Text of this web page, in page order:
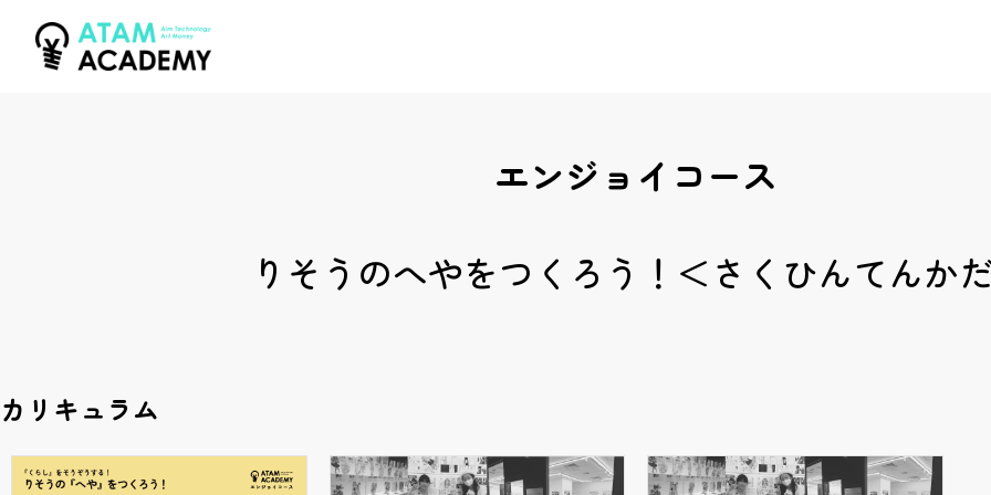
エンジョイコース
りそうのへやをつくろう！＜さくひんてんか
カリキュラム